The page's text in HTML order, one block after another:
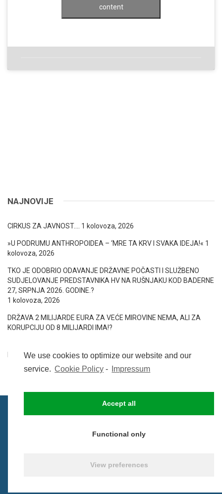
We use cookies to optimize our website and our
service. Cookie Policy - Impressum
Accept all
Functional only
View preferences
content
NAJNOVIJE
CIRKUS ZA JAVNOST…. 1 kolovoza, 2026
»U PODRUMU ANTHROPOIDEA – ‘MRE TA KRV I SVAKA IDEJA!« 1
kolovoza, 2026
TKO JE ODOBRIO ODAVANJE DRŽAVNE POČASTI I SLUŽBENO
SUDJELOVANJE PREDSTAVNIKA HV NA RUŠNJAKU KOD BADERNE
27, SRPNJA 2026. GODINE.?
1 kolovoza, 2026
DRŽAVA 2 MILIJARDE EURA ZA VEĆE MIROVINE NEMA, ALI ZA
KORUPCIJU OD 8 MILIJARDI IMA!?
DAN POBJEDE MORA BITI IZNAD SVIH…31 srpnja, 2026